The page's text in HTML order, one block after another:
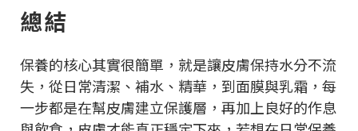
總結
保養的核心其實很簡單，就是讓皮膚保持水分不流
失，從日常清潔、補水、精華，到面膜與乳霜，每
一步都是在幫皮膚建立保護層，再加上良好的作息